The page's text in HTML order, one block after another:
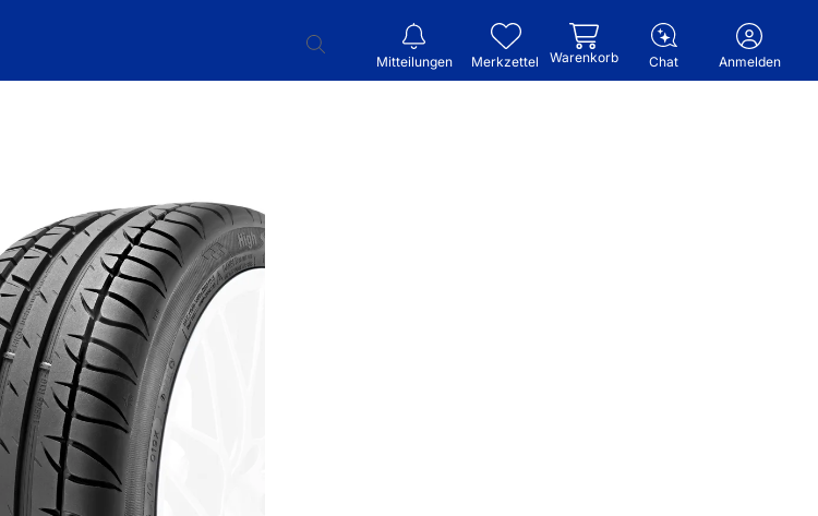
Mitteilungen Merkzettel Warenkorb Chat Anmelden